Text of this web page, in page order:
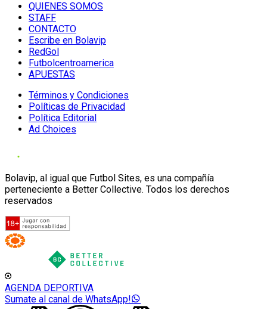
QUIENES SOMOS
STAFF
CONTACTO
Escribe en Bolavip
RedGol
Futbolcentroamerica
APUESTAS
Términos y Condiciones
Políticas de Privacidad
Política Editorial
Ad Choices
Bolavip, al igual que Futbol Sites, es una compañía
perteneciente a Better Collective. Todos los derechos
reservados
AGENDA DEPORTIVA
Sumate al canal de WhatsApp!